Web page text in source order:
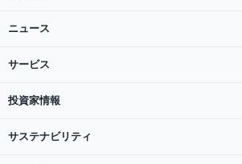
ニュース
サービス
投資家情報
サステナビリティ